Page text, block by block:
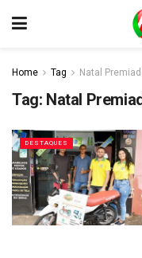
Home Tag Natal
Tag: Natal
DESTAQUES